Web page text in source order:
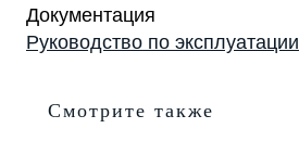
Документация
Руководство по эксплуатации
Смотрите также